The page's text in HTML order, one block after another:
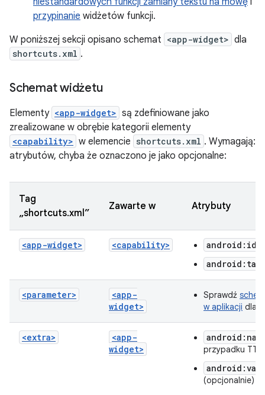
przypinanie widżetów funkcji.
W poniższej sekcji opisano schemat <app-widget> dla
shortcuts.xml .
Schemat widżetu
Elementy <app-widget> są zdefiniowane jako
zrealizowane w obrębie kategorii elementy
<capability> w elemencie shortcuts.xml . Wymagają:
atrybutów, chyba że oznaczono je jako opcjonalne:
Tag
„shortcuts.xml”
Zawarte w Atrybuty
<app-widget> <capability>
<parameter>
<app-
widget>
Sprawdź
w aplikacji dla
<extra>
<app-
widget>
przypadku
(opcjonalnie)